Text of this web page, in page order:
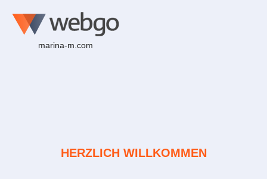
marina-m.com
HERZLICH WILLKOMMEN